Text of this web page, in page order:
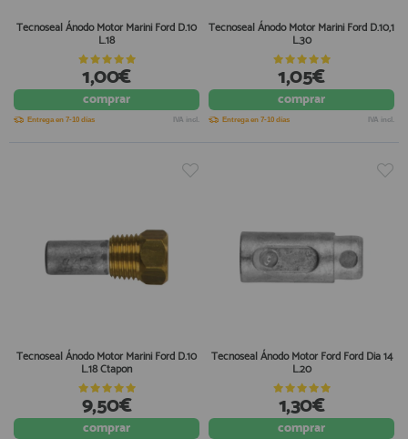
Tecnoseal Ánodo Motor Marini Ford D.10
L.18
1,00€
comprar
Entrega en 7-10 días IVA incl.
Tecnoseal Ánodo Motor Marini Ford D.10,1
L.30
1,05€
comprar
Entrega en 7-10 días IVA incl.
Tecnoseal Ánodo Motor Marini Ford D.10
L.18 Ctapon
9,50€
comprar
Tecnoseal Ánodo Motor Ford Ford Dia 14
L.20
1,30€
comprar